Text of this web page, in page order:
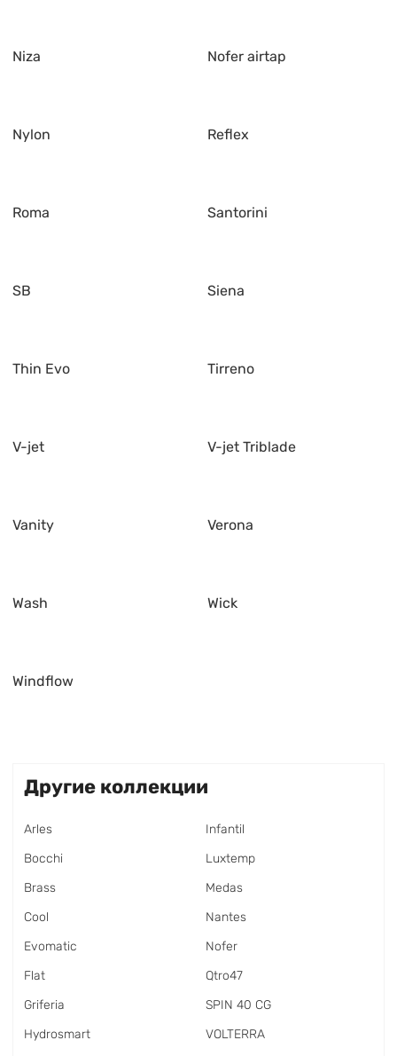
Niza Nofer airtap
Nylon Reflex
Roma Santorini
SB Siena
Thin Evo Tirreno
V-jet V-jet Triblade
Vanity Verona
Wash Wick
Windflow
Другие коллекции
Arles
Bocchi
Brass
Cool
Evomatic
Flat
Griferia
Hydrosmart
Infantil
Luxtemp
Medas
Nantes
Nofer
Qtro47
SPIN 40 CG
VOLTERRA